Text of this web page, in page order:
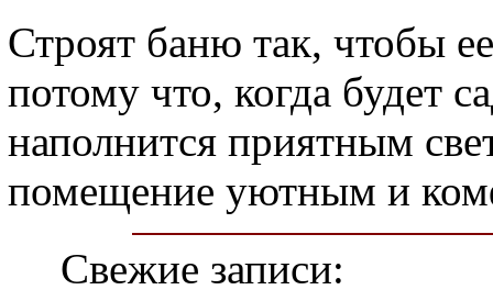
Строят баню так, чтобы
потому что, когда будет
наполнится приятным
помещение уютным и
Свежие записи: